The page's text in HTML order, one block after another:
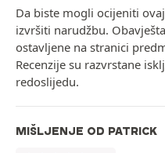
Da biste mogli ocijeniti
izvršiti narudžbu.
ostavljene na stranici
Recenzije su razvrstane
redoslijedu.
MIŠLJENJE OD PATRICK